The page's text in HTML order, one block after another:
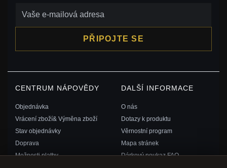
PŘIPOJTE SE
CENTRUM NÁPOVĚDY
Objednávka
Vrácení zboží& Výměna zboží
Stav objednávky
Doprava
Možnosti platby
DALŠÍ INFORMACE
O nás
Dotazy k produktu
Věrnostní program
Mapa stránek
Dárkový poukaz FAQ